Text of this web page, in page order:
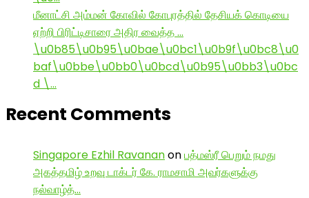
மீனாட்சி அம்மன் கோவில் கோபுரத்தில் தேசியக் கொடியை
ஏற்றி பிரிட்டிசாரை அதிர வைத்த …
\u0b85\u0b95\u0bae\u0bc1\u0b9f\u0bc8\u0
baf\u0bbe\u0bb0\u0bcd\u0b95\u0bb3\u0bc
d \…
Recent Comments
Singapore Ezhil Ravananonபத்மஸ்ரீ பெறும் நமது
அகத்தமிழ் உறவு டாக்டர் கே. ராமசாமி அவர்களுக்கு
நல்வாழ்த்…